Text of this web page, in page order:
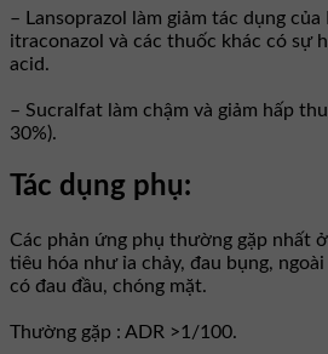
– Lansoprazol làm giảm tác dụng của
itraconazol và các thuốc khác có sự
acid.
– Sucralfat làm chậm và giảm hấp
30%).
Tác dụng phụ:
Các phản ứng phụ thường gặp nhất
tiêu hóa như ỉa chảy, đau bụng,
có đau đầu, chóng mặt.
Thường gặp : ADR >1/100.